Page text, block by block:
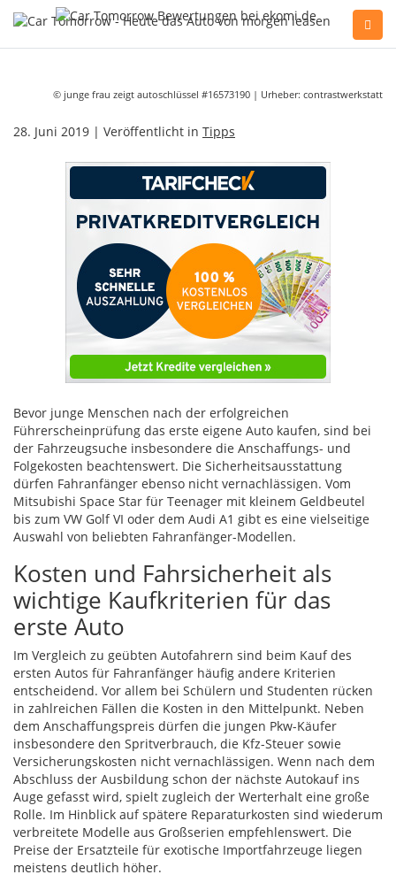
© junge frau zeigt autoschlüssel #16573190 | Urheber: contrastwerkstatt
28. Juni 2019 | Veröffentlicht in Tipps
Bevor junge Menschen nach der erfolgreichen
Führerscheinprüfung das erste eigene Auto kaufen, sind bei
der Fahrzeugsuche insbesondere die Anschaffungs- und
Folgekosten beachtenswert. Die Sicherheitsausstattung
dürfen Fahranfänger ebenso nicht vernachlässigen. Vom
Mitsubishi Space Star für Teenager mit kleinem Geldbeutel
bis zum VW Golf VI oder dem Audi A1 gibt es eine vielseitige
Auswahl von beliebten Fahranfänger-Modellen.
Kosten und Fahrsicherheit als
wichtige Kaufkriterien für das
erste Auto
Im Vergleich zu geübten Autofahrern sind beim Kauf des
ersten Autos für Fahranfänger häufig andere Kriterien
entscheidend. Vor allem bei Schülern und Studenten rücken
in zahlreichen Fällen die Kosten in den Mittelpunkt. Neben
dem Anschaffungspreis dürfen die jungen Pkw-Käufer
insbesondere den Spritverbrauch, die Kfz-Steuer sowie
Versicherungskosten nicht vernachlässigen. Wenn nach dem
Abschluss der Ausbildung schon der nächste Autokauf ins
Auge gefasst wird, spielt zugleich der Werterhalt eine große
Rolle. Im Hinblick auf spätere Reparaturkosten sind wiederum
verbreitete Modelle aus Großserien empfehlenswert. Die
Preise der Ersatzteile für exotische Importfahrzeuge liegen
meistens deutlich höher.
Gerne beraten wir Sie persönlich am Telefon:
Fahrzeug Konfigurator
Alle Hersteller
Kontakt